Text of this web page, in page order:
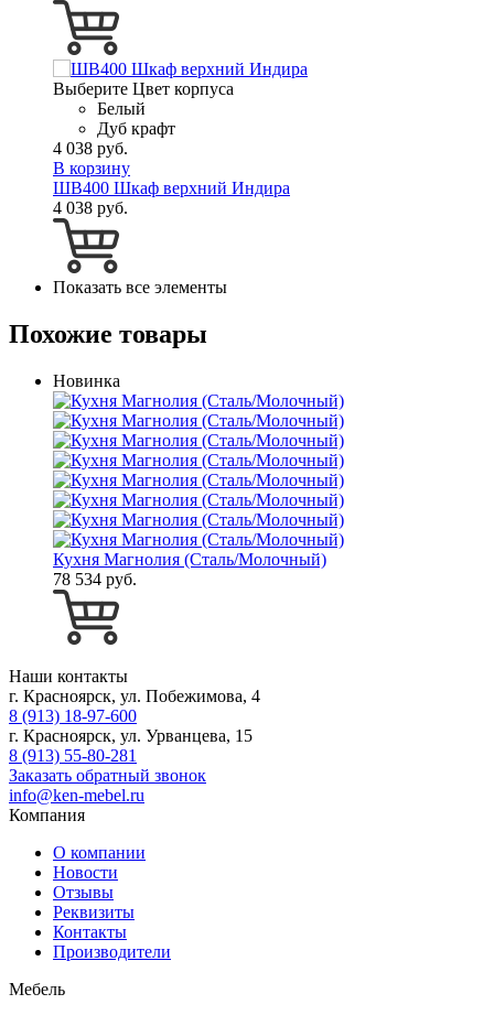
Выберите Цвет корпуса
Белый
Дуб крафт
4 038 руб.
В корзину
ШВ400 Шкаф верхний Индира
4 038 руб.
Показать все элементы
Похожие товары
Новинка
Кухня Магнолия (Сталь/Молочный)
78 534 руб.
Наши контакты
г. Красноярск, ул. Побежимова, 4
8 (913) 18-97-600
г. Красноярск, ул. Урванцева, 15
8 (913) 55-80-281
Заказать обратный звонок
info@ken-mebel.ru
Компания
О компании
Новости
Отзывы
Реквизиты
Контакты
Производители
Мебель